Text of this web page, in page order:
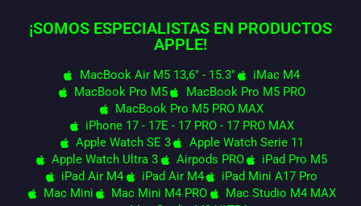
¡SOMOS ESPECIALISTAS EN PRODUCTOS
APPLE!
MacBook Air M5 13,6" - 15.3"
iMac M4
MacBook Pro M5
MacBook Pro M5 PRO
MacBook Pro M5 PRO MAX
iPhone 17 - 17E - 17 PRO - 17 PRO MAX
Apple Watch SE 3
Apple Watch Serie 11
Apple Watch Ultra 3
Airpods PRO
iPad Pro M5
iPad Air M4
iPad Air M4
iPad Mini A17 Pro
Mac Mini
Mac Mini M4 PRO
Mac Studio M4 MAX